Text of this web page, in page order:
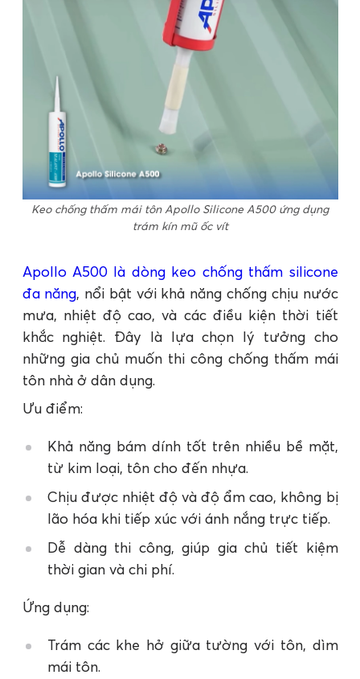
Keo chống thấm mái tôn Apollo Silicone A500 ứng dụng
trám kín mũ ốc vít
Apollo A500 là dòng keo chống thấm silicone
đa năng, nổi bật với khả năng chống chịu nước
mưa, nhiệt độ cao, và các điều kiện thời tiết
khắc nghiệt. Đây là lựa chọn lý tưởng cho
những gia chủ muốn thi công chống thấm mái
tôn nhà ở dân dụng.
Ưu điểm:
Khả năng bám dính tốt trên nhiều bề mặt,
từ kim loại, tôn cho đến nhựa.
Chịu được nhiệt độ và độ ẩm cao, không bị
lão hóa khi tiếp xúc với ánh nắng trực tiếp.
Dễ dàng thi công, giúp gia chủ tiết kiệm
thời gian và chi phí.
Ứng dụng:
Trám các khe hở giữa tường với tôn, dìm
mái tôn.